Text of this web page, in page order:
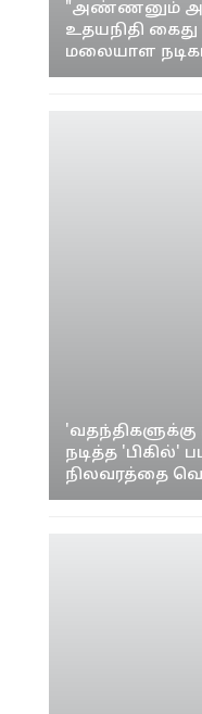
"அண்ணனும்
உதயநிதி கைது
'வதந்திகளுக்கு
நடித்த